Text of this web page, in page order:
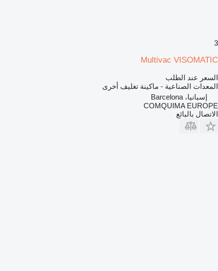
3
Multivac VISOMATIC
السعر عند الطلب
المعدات الصناعية - ماكينة تغليف أخرى
إسبانيا، Barcelona
COMQUIMA EUROPE
الاتصال بالبائع